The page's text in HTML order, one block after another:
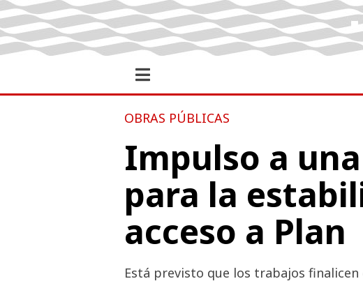
OBRAS PÚBLICAS
Impulso a
para la
acceso a Plan
Está previsto que los trabajos